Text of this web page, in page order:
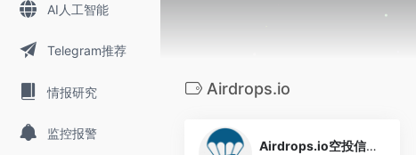
AI人工智能
Telegram推荐
情报研究
监控报警
Airdrops.io
Airdrops.io空投信息聚合